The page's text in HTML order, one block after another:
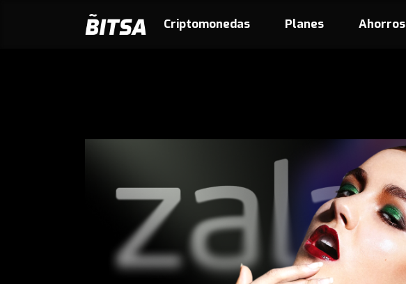
Criptomonedas Planes Ahorros